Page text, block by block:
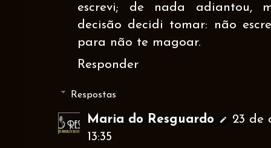
escrevi; de nada adiantou,
decisão decidi tomar: não
para não te magoar.
Responder
Respostas
Maria do Resguardo
23 de
13:35